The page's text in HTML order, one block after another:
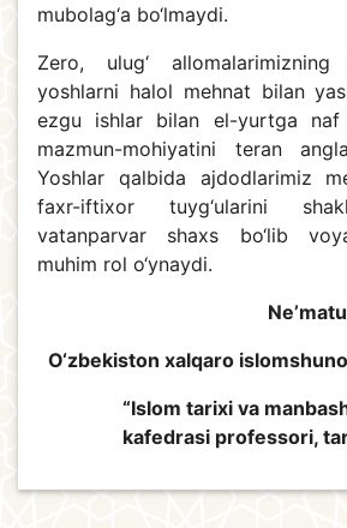
mubolag‘a bo‘lmaydi.
Zero, ulug‘
yoshlarni halol mehnat bilan
ezgu ishlar bilan el-yurtga naf
mazmun-mohiyatini teran
Yoshlar qalbida ajdodlarimiz
faxr-iftixor tuyg‘ularini
vatanparvar shaxs bo‘lib
muhim rol o‘ynaydi.
O‘zbekiston xalqaro
“Islom tarixi va
kafedrasi professori,